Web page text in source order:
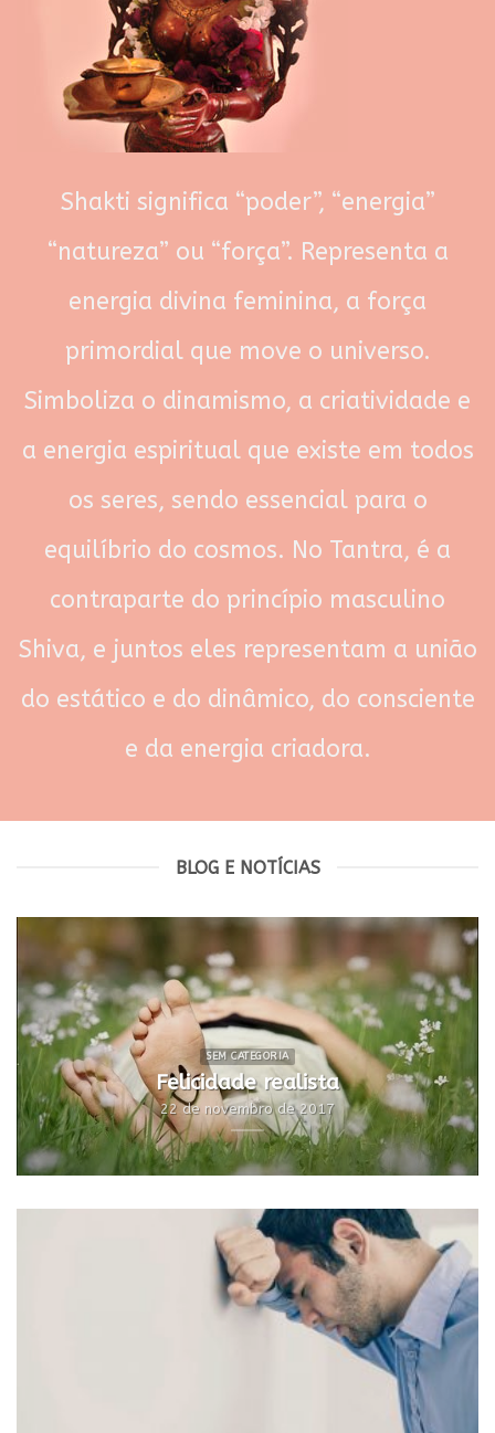
Shakti significa “poder”, “energia”
“natureza” ou “força”. Representa a
energia divina feminina, a força
primordial que move o universo.
Simboliza o dinamismo, a criatividade e
a energia espiritual que existe em todos
os seres, sendo essencial para o
equilíbrio do cosmos. No Tantra, é a
contraparte do princípio masculino
Shiva, e juntos eles representam a união
do estático e do dinâmico, do consciente
e da energia criadora.
BLOG E NOTÍCIAS
SEM CATEGORIA
Felicidade realista
22 de novembro de 2017